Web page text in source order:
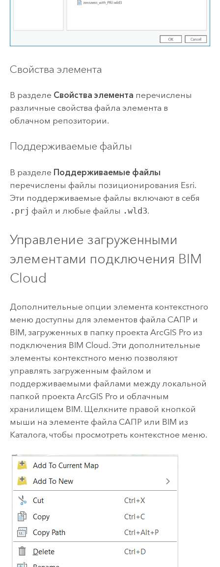
Свойства элемента
В разделе Свойства элемента перечислены
различные свойства файла элемента в
облачном репозитории.
Поддерживаемые файлы
В разделе Поддерживаемые файлы
перечислены файлы позиционирования Esri.
Эти поддерживаемые файлы включают в себя
.prj файл и любые файлы .wld3.
Управление загруженными
элементами подключения BIM
Cloud
Дополнительные опции элемента контекстного
меню доступны для элементов файла САПР и
BIM, загруженных в папку проекта ArcGIS Pro из
подключения BIM Cloud. Эти дополнительные
элементы контекстного меню позволяют
управлять загруженным файлом и
поддерживаемыми файлами между локальной
папкой проекта ArcGIS Pro и облачным
хранилищем BIM. Щелкните правой кнопкой
мыши на элементе файла САПР или BIM из
Каталога, чтобы просмотреть контекстное меню.